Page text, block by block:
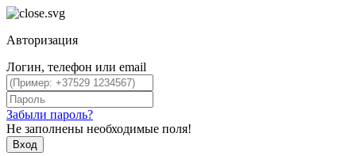
Авторизация
Логин, телефон или email
Забыли пароль?
Не заполнены необходимые поля!
Вход